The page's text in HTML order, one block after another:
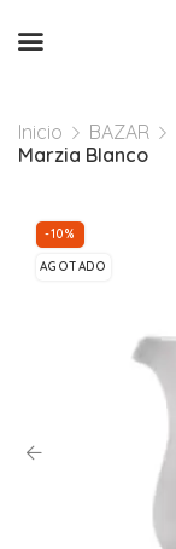
Inicio BAZAR
Marzia Blanco
-10%
AGOTADO